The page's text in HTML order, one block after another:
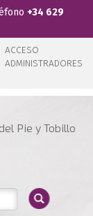
+34 629
ACCESO
ADMINISTRADORES
Pie y Tobillo